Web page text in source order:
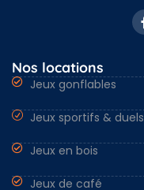
Nos locations
Jeux gonflables
Jeux sportifs & duels
Jeux en bois
Jeux de café